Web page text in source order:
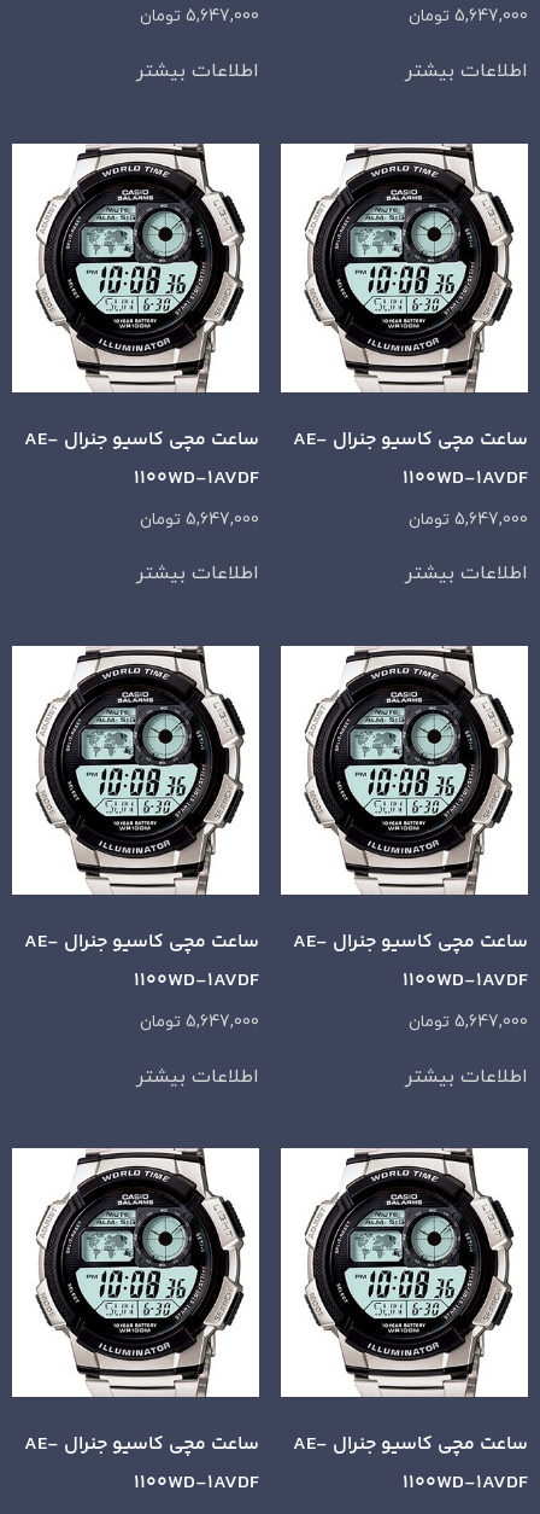
5,647,000 تومان
اطلاعات بیشتر
5,647,000 تومان
اطلاعات بیشتر
ساعت مچی کاسیو جنرال AE-
1100WD-1AVDF
5,647,000 تومان
اطلاعات بیشتر
ساعت مچی کاسیو جنرال AE-
1100WD-1AVDF
5,647,000 تومان
اطلاعات بیشتر
ساعت مچی کاسیو جنرال AE-
1100WD-1AVDF
5,647,000 تومان
اطلاعات بیشتر
ساعت مچی کاسیو جنرال AE-
1100WD-1AVDF
5,647,000 تومان
اطلاعات بیشتر
ساعت مچی کاسیو جنرال AE-
1100WD-1AVDF
ساعت مچی کاسیو جنرال AE-
1100WD-1AVDF